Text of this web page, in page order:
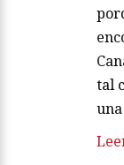
tal